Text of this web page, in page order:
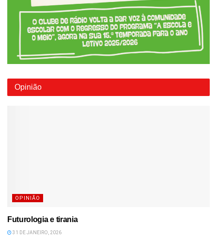
Opinião
OPINIÃO
Futurologia e tirania
31 DE JANEIRO, 2026